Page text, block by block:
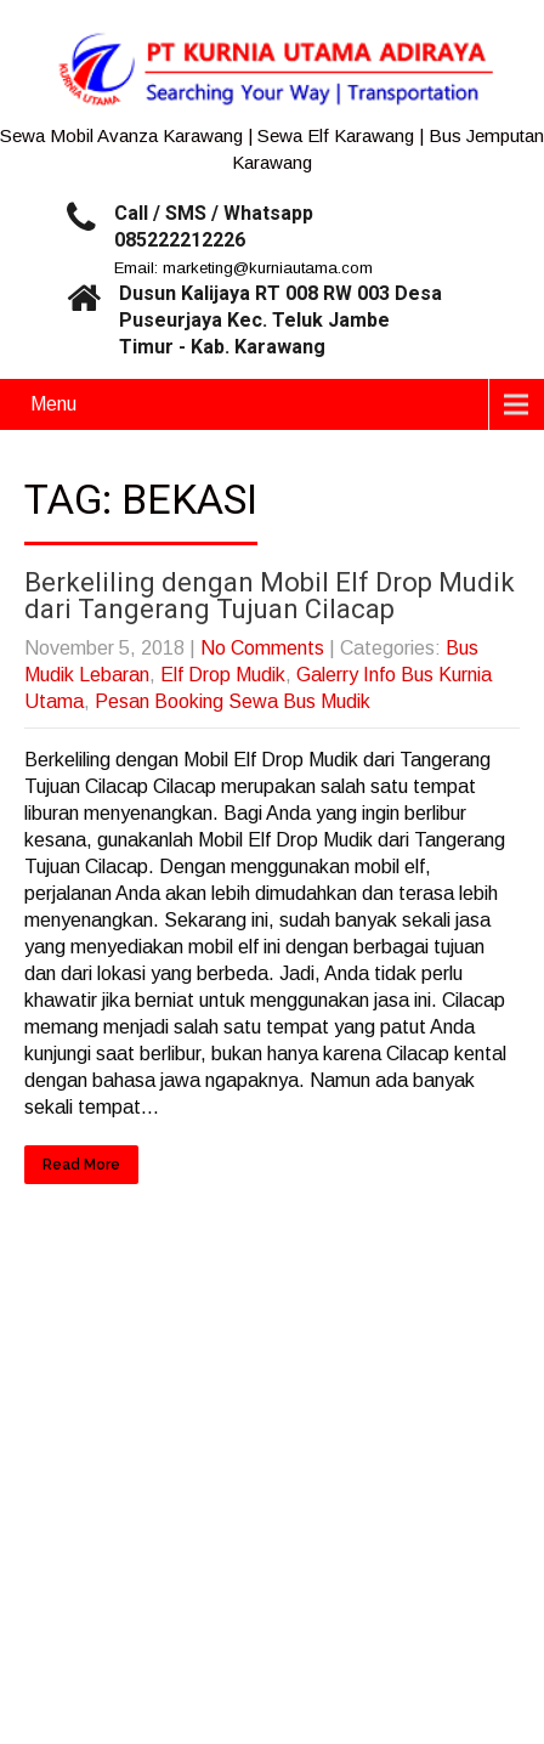
Sewa Mobil Avanza Karawang | Sewa Elf Karawang | Bus Jemputan
Karawang
Call / SMS / Whatsapp
085222212226
Email: marketing@kurniautama.com
Dusun Kalijaya RT 008 RW 003 Desa
Puseurjaya Kec. Teluk Jambe
Timur - Kab. Karawang
Menu
TAG: BEKASI
Berkeliling dengan Mobil Elf Drop Mudik
dari Tangerang Tujuan Cilacap
November 5, 2018 No Comments | Categories: Bus
Mudik Lebaran, Elf Drop Mudik, Galerry Info Bus Kurnia
Utama, Pesan Booking Sewa Bus Mudik
Berkeliling dengan Mobil Elf Drop Mudik dari Tangerang
Tujuan Cilacap Cilacap merupakan salah satu tempat
liburan menyenangkan. Bagi Anda yang ingin berlibur
kesana, gunakanlah Mobil Elf Drop Mudik dari Tangerang
Tujuan Cilacap. Dengan menggunakan mobil elf,
perjalanan Anda akan lebih dimudahkan dan terasa lebih
menyenangkan. Sekarang ini, sudah banyak sekali jasa
yang menyediakan mobil elf ini dengan berbagai tujuan
dan dari lokasi yang berbeda. Jadi, Anda tidak perlu
khawatir jika berniat untuk menggunakan jasa ini. Cilacap
memang menjadi salah satu tempat yang patut Anda
kunjungi saat berlibur, bukan hanya karena Cilacap kental
dengan bahasa jawa ngapaknya. Namun ada banyak
sekali tempat...
Read More